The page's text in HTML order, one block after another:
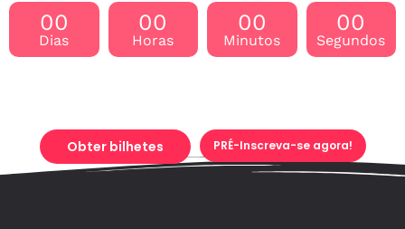
00
Dias
00
Horas
00
Minutos
00
Segundos
Obter bilhetes PRÉ-Inscreva-se agora!